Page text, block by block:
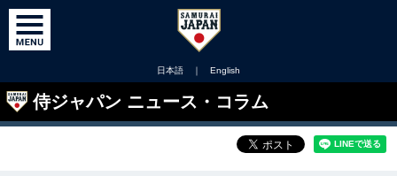
日本語 ｜ English
侍ジャパン ニュース・コラム